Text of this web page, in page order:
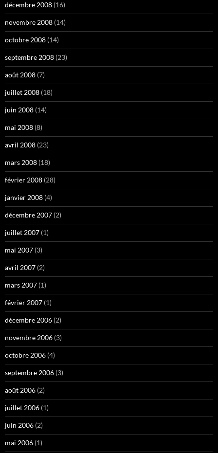
décembre 2008 (16)
novembre 2008 (14)
octobre 2008 (14)
septembre 2008 (23)
août 2008 (7)
juillet 2008 (18)
juin 2008 (14)
mai 2008 (8)
avril 2008 (23)
mars 2008 (18)
février 2008 (28)
janvier 2008 (4)
décembre 2007 (2)
juillet 2007 (1)
mai 2007 (3)
avril 2007 (2)
mars 2007 (1)
février 2007 (1)
décembre 2006 (2)
novembre 2006 (3)
octobre 2006 (4)
septembre 2006 (3)
août 2006 (2)
juillet 2006 (1)
juin 2006 (2)
mai 2006 (1)